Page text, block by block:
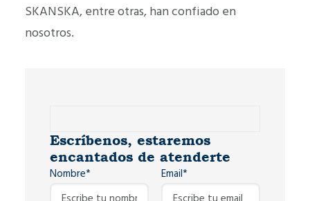
SKANSKA, entre otras, han confiado en
nosotros.
Escríbenos, estaremos
encantados de atenderte
Nombre* Email*